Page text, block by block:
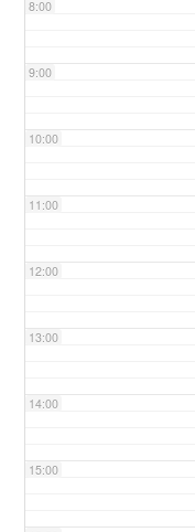
8:00
9:00
10:00
11:00
12:00
13:00
14:00
15:00